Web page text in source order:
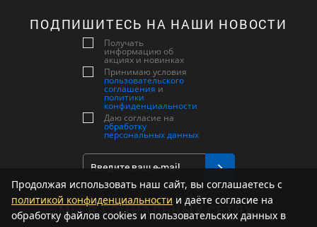
ПОДПИШИТЕСЬ НА НАШИ НОВОСТИ
Получать
информацию об
акциях и новинках
Принимаю условия
пользовательского
соглашения и
политики
конфиденциальности
Даю согласие на
обработку
персональных данных
МЫ В СОЦИАЛЬНЫХ СЕТЯХ:
Продолжая использовать наш сайт, вы соглашаетесь с
политикой конфиденциальности и даёте согласие на
обработку файлов cookies и пользовательских данных в